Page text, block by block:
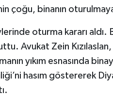
çoğu, binanın
oturma kararı
Avukat Zein
yıkım esnasında
hasım göstererek